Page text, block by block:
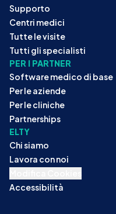
Supporto
Centri medici
Tutte le visite
Tutti gli specialisti
PER I PARTNER
Software medico di base
Per le aziende
Per le cliniche
Partnerships
ELTY
Chi siamo
Lavora con noi
Accessibilità